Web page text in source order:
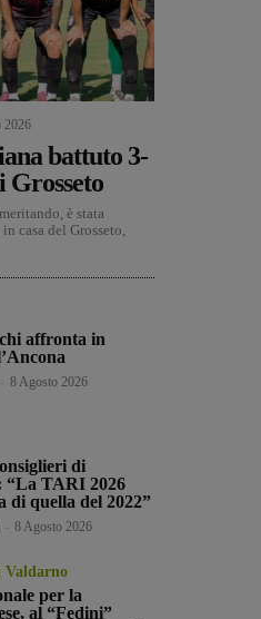
2026
battuto 3-
Grosseto
è stata
casa del Grosseto,
affronta in
8 Agosto 2026
di
“La TARI 2026
di quella del 2022”
8 Agosto 2026
Valdarno
per la
al “Fedini”